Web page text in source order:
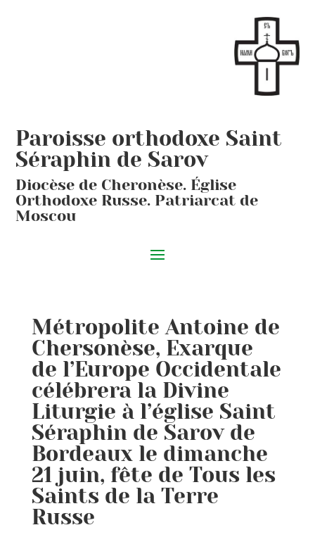
Paroisse orthodoxe Saint
Séraphin de Sarov
Diocèse de Cheronèse. Église
Orthodoxe Russe. Patriarcat de
Moscou
Métropolite Antoine de
Chersonèse, Exarque
de l’Europe Occidentale
célébrera la Divine
Liturgie à l’église Saint
Séraphin de Sarov de
Bordeaux le dimanche
21 juin, fête de Tous les
Saints de la Terre
Russe